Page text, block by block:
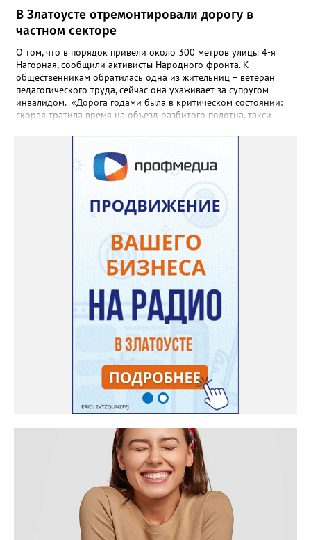
В Златоусте отремонтировали дорогу в
частном секторе
О том, что в порядок привели около 300 метров улицы 4-я
Нагорная, сообщили активисты Народного фронта. К
общественникам обратилась одна из жительниц – ветеран
педагогического труда, сейчас она ухаживает за супругом-
инвалидом. «Дорога годами была в критическом состоянии:
скорая тратила время на объезд разбитого полотна, такси
однажды реанимация не смогла добраться до больного.
Жители писали в администрацию города и другие инстанции,
пытались ремонтировать дорогу своими силами – всё тщетно»,
– рассказали в ОНФ. Общественники подчеркнули: именно
они добились, чтобы участок разровняли и отсыпали. Для
этого потребовалось обратиться в мэрию Златоуста.